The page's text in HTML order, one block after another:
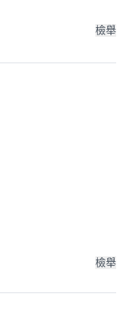
檢舉
檢舉